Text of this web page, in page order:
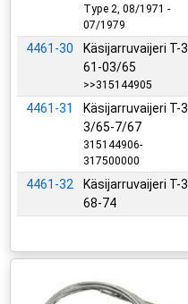
Type 2, 08/1971 -
07/1979
4461-30
Käsijarruvaijeri T-3
61-03/65
>>315144905
4461-31
Käsijarruvaijeri T-3
3/65-7/67
315144906-
317500000
4461-32
Käsijarruvaijeri T-3
68-74